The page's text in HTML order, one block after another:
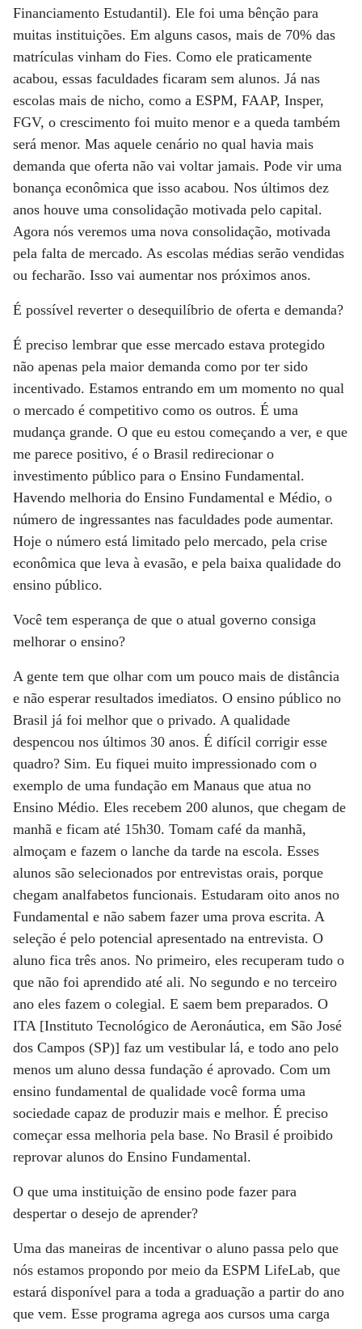
Financiamento Estudantil). Ele foi uma bênção para
muitas instituições. Em alguns casos, mais de 70% das
matrículas vinham do Fies. Como ele praticamente
acabou, essas faculdades ficaram sem alunos. Já nas
escolas mais de nicho, como a ESPM, FAAP, Insper,
FGV, o crescimento foi muito menor e a queda também
será menor. Mas aquele cenário no qual havia mais
demanda que oferta não vai voltar jamais. Pode vir uma
bonança econômica que isso acabou. Nos últimos dez
anos houve uma consolidação motivada pelo capital.
Agora nós veremos uma nova consolidação, motivada
pela falta de mercado. As escolas médias serão vendidas
ou fecharão. Isso vai aumentar nos próximos anos.
É possível reverter o desequilíbrio de oferta e demanda?
É preciso lembrar que esse mercado estava protegido
não apenas pela maior demanda como por ter sido
incentivado. Estamos entrando em um momento no qual
o mercado é competitivo como os outros. É uma
mudança grande. O que eu estou começando a ver, e que
me parece positivo, é o Brasil redirecionar o
investimento público para o Ensino Fundamental.
Havendo melhoria do Ensino Fundamental e Médio, o
número de ingressantes nas faculdades pode aumentar.
Hoje o número está limitado pelo mercado, pela crise
econômica que leva à evasão, e pela baixa qualidade do
ensino público.
Você tem esperança de que o atual governo consiga
melhorar o ensino?
A gente tem que olhar com um pouco mais de distância
e não esperar resultados imediatos. O ensino público no
Brasil já foi melhor que o privado. A qualidade
despencou nos últimos 30 anos. É difícil corrigir esse
quadro? Sim. Eu fiquei muito impressionado com o
exemplo de uma fundação em Manaus que atua no
Ensino Médio. Eles recebem 200 alunos, que chegam de
manhã e ficam até 15h30. Tomam café da manhã,
almoçam e fazem o lanche da tarde na escola. Esses
alunos são selecionados por entrevistas orais, porque
chegam analfabetos funcionais. Estudaram oito anos no
Fundamental e não sabem fazer uma prova escrita. A
seleção é pelo potencial apresentado na entrevista. O
aluno fica três anos. No primeiro, eles recuperam tudo o
que não foi aprendido até ali. No segundo e no terceiro
ano eles fazem o colegial. E saem bem preparados. O
ITA [Instituto Tecnológico de Aeronáutica, em São José
dos Campos (SP)] faz um vestibular lá, e todo ano pelo
menos um aluno dessa fundação é aprovado. Com um
ensino fundamental de qualidade você forma uma
sociedade capaz de produzir mais e melhor. É preciso
começar essa melhoria pela base. No Brasil é proibido
reprovar alunos do Ensino Fundamental.
O que uma instituição de ensino pode fazer para
despertar o desejo de aprender?
Uma das maneiras de incentivar o aluno passa pelo que
nós estamos propondo por meio da ESPM LifeLab, que
estará disponível para a toda a graduação a partir do ano
que vem. Esse programa agrega aos cursos uma carga